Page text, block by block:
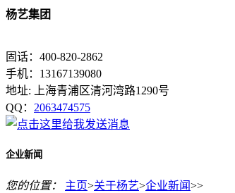
杨艺集团
固话：400-820-2862
手机：13167139080
地址: 上海青浦区清河湾路1290号
QQ： 2063474575
企业新闻
您的位置： 主页>关于杨艺>企业新闻>>